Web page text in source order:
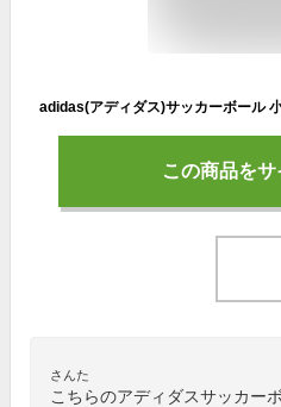
この商品を
さんた
こちらのアディダスサッカー